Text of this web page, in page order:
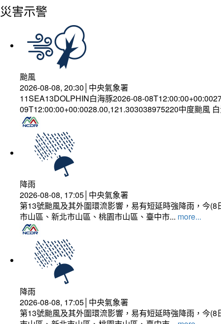
災害示警
颱風
2026-08-08, 20:30│中央氣象署
11SEA13DOLPHIN白海豚2026-08-
09T12:00:00+00:0028.00,121.303038975220中度颱風
降雨
2026-08-08, 17:05│中央氣象署
第13號颱風及其外圍環流影響，易有短延時強降雨，今
市山區、新北市山區、桃園市山區、臺中市... more...
降雨
2026-08-08, 17:05│中央氣象署
第13號颱風及其外圍環流影響，易有短延時強降雨，今